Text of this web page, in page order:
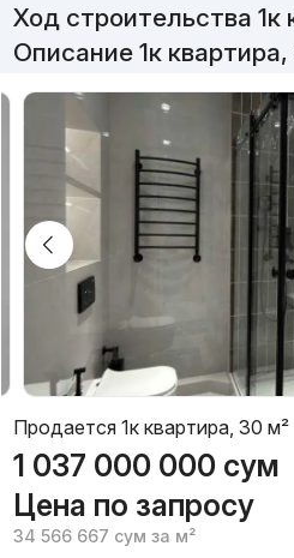
Ход строительства 1к
Описание 1к
Продается 1к квартира, 30 м²
1 037 000 000 сум
Цена по запросу
34 566 667 сум за м²